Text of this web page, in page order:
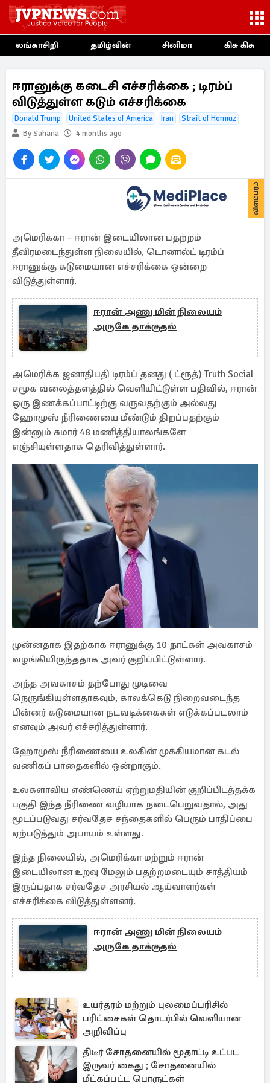
லங்காசிறி தமிழ்வின் சினிமா கிசு கிசு
ஈரானுக்கு கடைசி எச்சரிக்கை ; டிரம்ப்
விடுத்துள்ள கடும் எச்சரிக்கை
Donald Trump United States of America Iran
Strait of Hormuz
By Sahana
4 months ago
விளம்பரம்
அமெரிக்கா – ஈரான் இடையிலான பதற்றம்
தீவிரமடைந்துள்ள நிலையில், டொனால்ட் டிரம்ப்
ஈரானுக்கு கடுமையான எச்சரிக்கை ஒன்றை
விடுத்துள்ளார்.
ஈரான் அணு மின் நிலையம்
அருகே தாக்குதல்
அமெரிக்க ஜனாதிபதி டிரம்ப் தனது ( ட்ரூத்) Truth Social
சமூக வலைத்தளத்தில் வெளியிட்டுள்ள பதிவில், ஈரான்
ஒரு இணக்கப்பாட்டிற்கு வருவதற்கும் அல்லது
ஹோமுஸ் நீரிணையை மீண்டும் திறப்பதற்கும்
இன்னும் சுமார் 48 மணித்தியாலங்களே
எஞ்சியுள்ளதாக தெரிவித்துள்ளார்.
முன்னதாக இதற்காக ஈரானுக்கு 10 நாட்கள் அவகாசம்
வழங்கியிருந்ததாக அவர் குறிப்பிட்டுள்ளார்.
அந்த அவகாசம் தற்போது முடிவை
நெருங்கியுள்ளதாகவும், காலக்கெடு நிறைவடைந்த
பின்னர் கடுமையான நடவடிக்கைகள் எடுக்கப்படலாம்
எனவும் அவர் எச்சரித்துள்ளார்.
ஹோமுஸ் நீரிணையை உலகின் முக்கியமான கடல்
வணிகப் பாதைகளில் ஒன்றாகும்.
உலகளாவிய எண்ணெய் ஏற்றுமதியின் குறிப்பிடத்தக்க
பகுதி இந்த நீரிணை வழியாக நடைபெறுவதால், அது
மூடப்படுவது சர்வதேச சந்தைகளில் பெரும் பாதிப்பை
ஏற்படுத்தும் அபாயம் உள்ளது.
இந்த நிலையில், அமெரிக்கா மற்றும் ஈரான்
இடையிலான உறவு மேலும் பதற்றமடையும் சாத்தியம்
இருப்பதாக சர்வதேச அரசியல் ஆய்வாளர்கள்
எச்சரிக்கை விடுத்துள்ளனர்.
ஈரான் அணு மின் நிலையம்
அருகே தாக்குதல்
உயர்தரம் மற்றும் புலமைப்பரிசில்
பரிட்சைகள் தொடர்பில் வெளியான
அறிவிப்பு
திடீர் சோதனையில் மூதாட்டி உட்பட
இருவர் கைது ; சோதனையில்
மீட்கப்பட்ட பொருட்கள்